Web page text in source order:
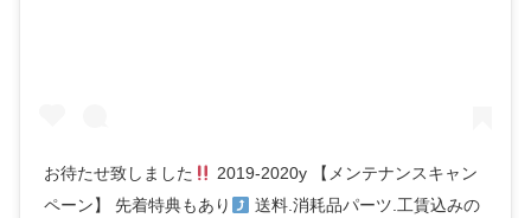
お待たせ致しました
2019-2020y 【メンテナンスキャン
ペーン】 先着特典もあり
送料.消耗品パーツ.工賃込みの